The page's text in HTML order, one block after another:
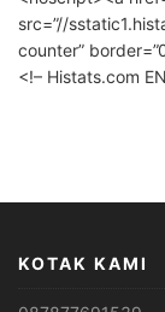
src=”//
counter”
<!– Histats.com
KOTAK KAMI